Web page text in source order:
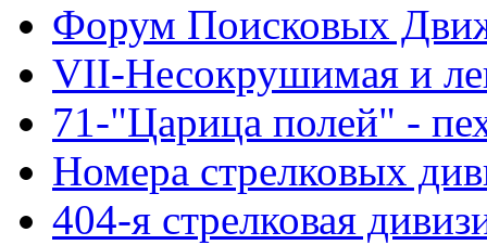
Форум Поисковых
VII-Несокрушимая и
71-"Царица полей" -
Номера стрелковых
404-я стрелковая